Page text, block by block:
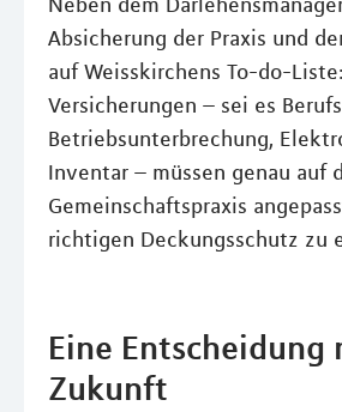
Absicherung der Praxis und
auf Weisskirchens To-do-
Versicherungen – sei es
Betriebsunterbrechung,
Inventar – müssen genau auf
Gemeinschaftspraxis
richtigen Deckungsschutz zu
Eine Entscheidung
Zukunft